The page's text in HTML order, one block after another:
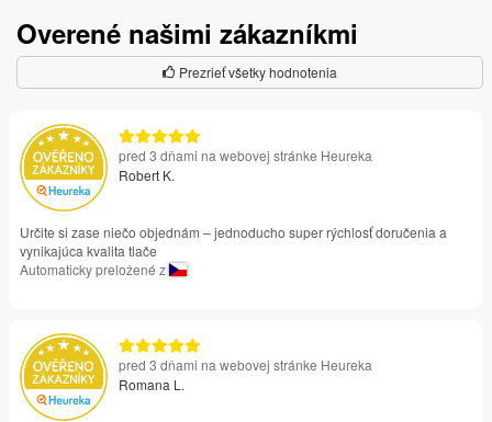
Overené našimi zákazníkmi
Prezrieť všetky hodnotenia
pred 3 dňami na webovej stránke Heureka
Robert K.
Určite si zase niečo objednám – jednoducho super rýchlosť doručenia a
vynikajúca kvalita tlače
Automaticky preložené z
pred 3 dňami na webovej stránke Heureka
Romana L.